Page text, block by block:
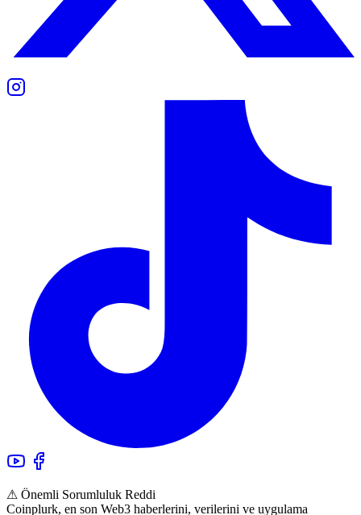
⚠ Önemli Sorumluluk Reddi
Coinplurk, en son Web3 haberlerini, verilerini ve uygulama